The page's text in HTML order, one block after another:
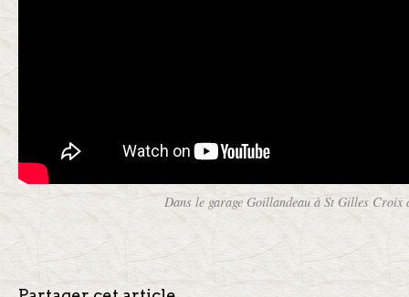
Dans le garage Goillandeau à St Gilles Croix